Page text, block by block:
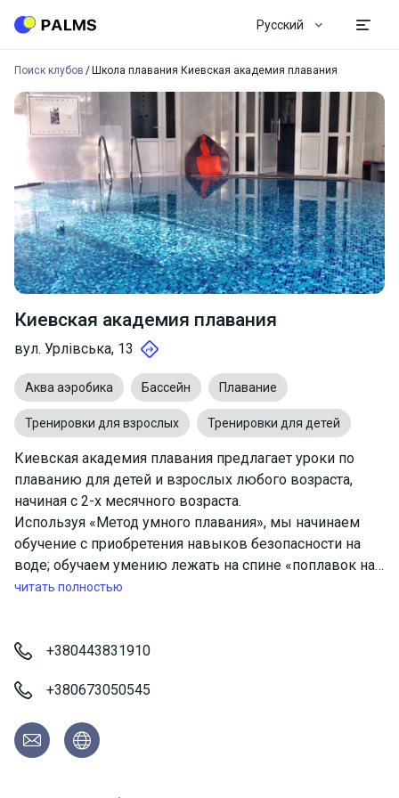
Русский
Поиск клубов Школа плавания Киевская академия плавания
Киевская академия плавания
вул. Урлівська, 13
Аква аэробика Бассейн Плавание
Тренировки для взрослых Тренировки для детей
Киевская академия плавания предлагает уроки по
плаванию для детей и взрослых любого возраста,
начиная с 2-х месячного возраста.
Используя «Метод умного плавания», мы начинаем
обучение с приобретения навыков безопасности на
воде; обучаем умению лежать на спине «поплавок на
спине», переворачиваться на живот и плыть дальше,
стилей плавания.
получить навыки, которые спасли жизни многим
случае неожиданного погружения в воду. С такого
простого начала мы проводим обучение через все
читать полностью
+380443831910
+380673050545